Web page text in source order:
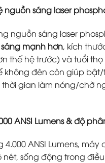
nguồn sáng laser
nguồn sáng laser
mạnh hơn, kích
thế hệ trước) và tuổi thọ
không đèn còn giúp
gian làm nóng/chờ
ANSI Lumens & độ
4.000 ANSI Lumens,
nét, sống động trong